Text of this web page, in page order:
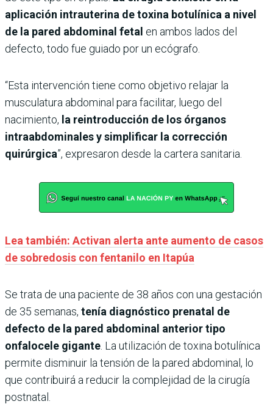
aplicación intrauterina de toxina botulínica a nivel
de la pared abdominal fetal en ambos lados del
defecto, todo fue guiado por un ecógrafo.
“Esta intervención tiene como objetivo relajar la
musculatura abdominal para facilitar, luego del
nacimiento, la reintroducción de los órganos
intraabdominales y simplificar la corrección
quirúrgica”, expresaron desde la cartera sanitaria.
Lea también: Activan alerta ante aumento de casos
de sobredosis con fentanilo en Itapúa
Se trata de una paciente de 38 años con una gestación
de 35 semanas, tenía diagnóstico prenatal de
defecto de la pared abdominal anterior tipo
onfalocele gigante . La utilización de toxina botulínica
permite disminuir la tensión de la pared abdominal, lo
que contribuirá a reducir la complejidad de la cirugía
postnatal.